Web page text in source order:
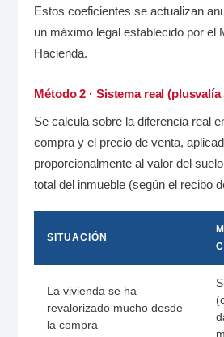
Estos coeficientes se actualizan
un máximo legal establecido por el
Hacienda.
Método 2 · Sistema real
Se calcula sobre la diferencia real
compra y el precio de venta,
proporcionalmente al valor del
total del inmueble (según el recibo
SITUACIÓN
La vivienda se ha
revalorizado mucho desde
la compra